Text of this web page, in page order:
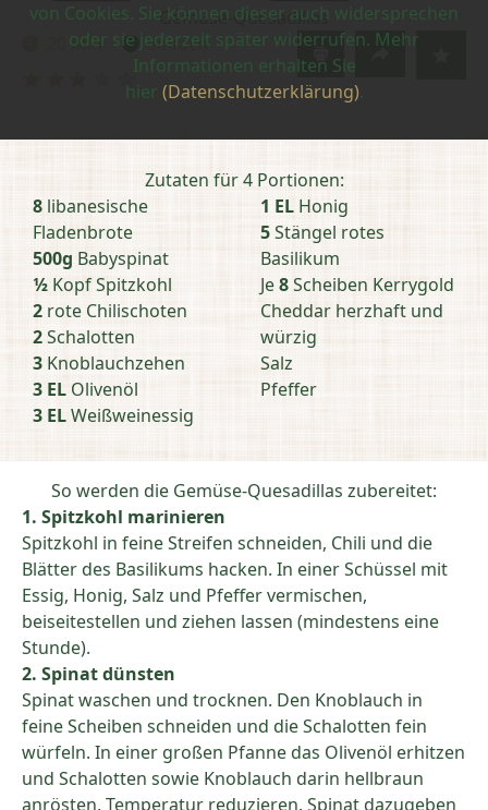
von Cookies. Sie können dieser auch widersprechen
oder sie jederzeit später widerrufen. Mehr
Informationen erhalten Sie
hier (Datenschutzerklärung).
Gemüse-Quesadillas
Zubereitungszeit:
20 Min Schwierigkeit:
einfach
Zutaten für 4 Portionen:
8 libanesische
Fladenbrote
500g Babyspinat
1⁄2 Kopf Spitzkohl
2 rote Chilischoten
2Schalotten
3 Knoblauchzehen
3 EL Olivenöl
3 ELWeißweinessig
1 EL Honig
5Stängel rotes
Basilikum
Je8Scheiben Kerrygold
Cheddar herzhaft und
würzig
Salz
Pfeffer
So werden die Gemüse-Quesadillas zubereitet:
1. Spitzkohl marinieren
Spitzkohl in feine Streifen schneiden, Chili und die
Blätter des Basilikums hacken. In einer Schüssel mit
Essig, Honig, Salz und Pfeffer vermischen,
beiseitestellen und ziehen lassen (mindestens eine
Stunde).
2. Spinat dünsten
Spinat waschen und trocknen. Den Knoblauch in
feine Scheiben schneiden und die Schalotten fein
würfeln. In einer großen Pfanne das Olivenöl erhitzen
und Schalotten sowie Knoblauch darin hellbraun
anrösten, Temperatur reduzieren. Spinat dazugeben